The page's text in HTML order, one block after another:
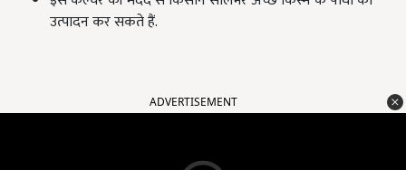
उत्पादन कर सकते हैं.
ADVERTISEMENT